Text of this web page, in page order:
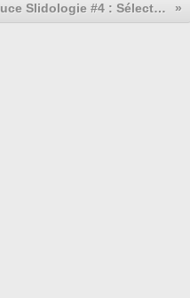
Astuce Slidologie #4 : Sélectionner de "Beaux" visuels